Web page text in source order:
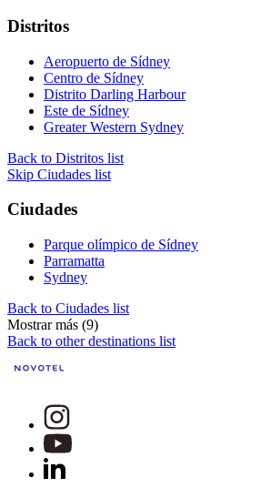
Distritos
Aeropuerto de Sídney
Centro de Sídney
Distrito Darling Harbour
Este de Sídney
Greater Western Sydney
Back to Distritos list
Skip Ciudades list
Ciudades
Parque olímpico de Sídney
Parramatta
Sydney
Back to Ciudades list
Mostrar más (9)
Back to other destinations list